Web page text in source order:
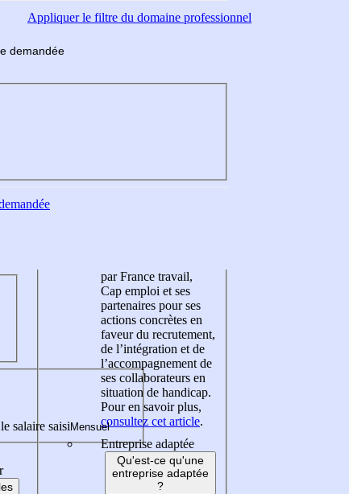
Appliquerle filtre du domaine professionnel
demandée
salaire saisi
par France travail,
Cap emploi et ses
partenaires pour ses
actions concrètes en
faveur du recrutement,
de l’intégration et de
l’accompagnement de
ses collaborateurs en
situation de handicap.
Pour en savoir plus,
consultez cet article.
Entreprise adaptée
Qu'est-ce qu'une
entreprise adaptée
?